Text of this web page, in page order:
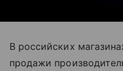
В российских
продажи